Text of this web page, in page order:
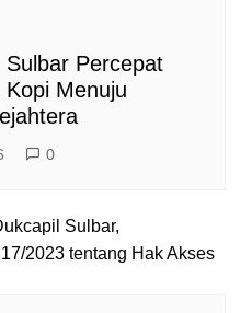
Percepat
Menuju
0